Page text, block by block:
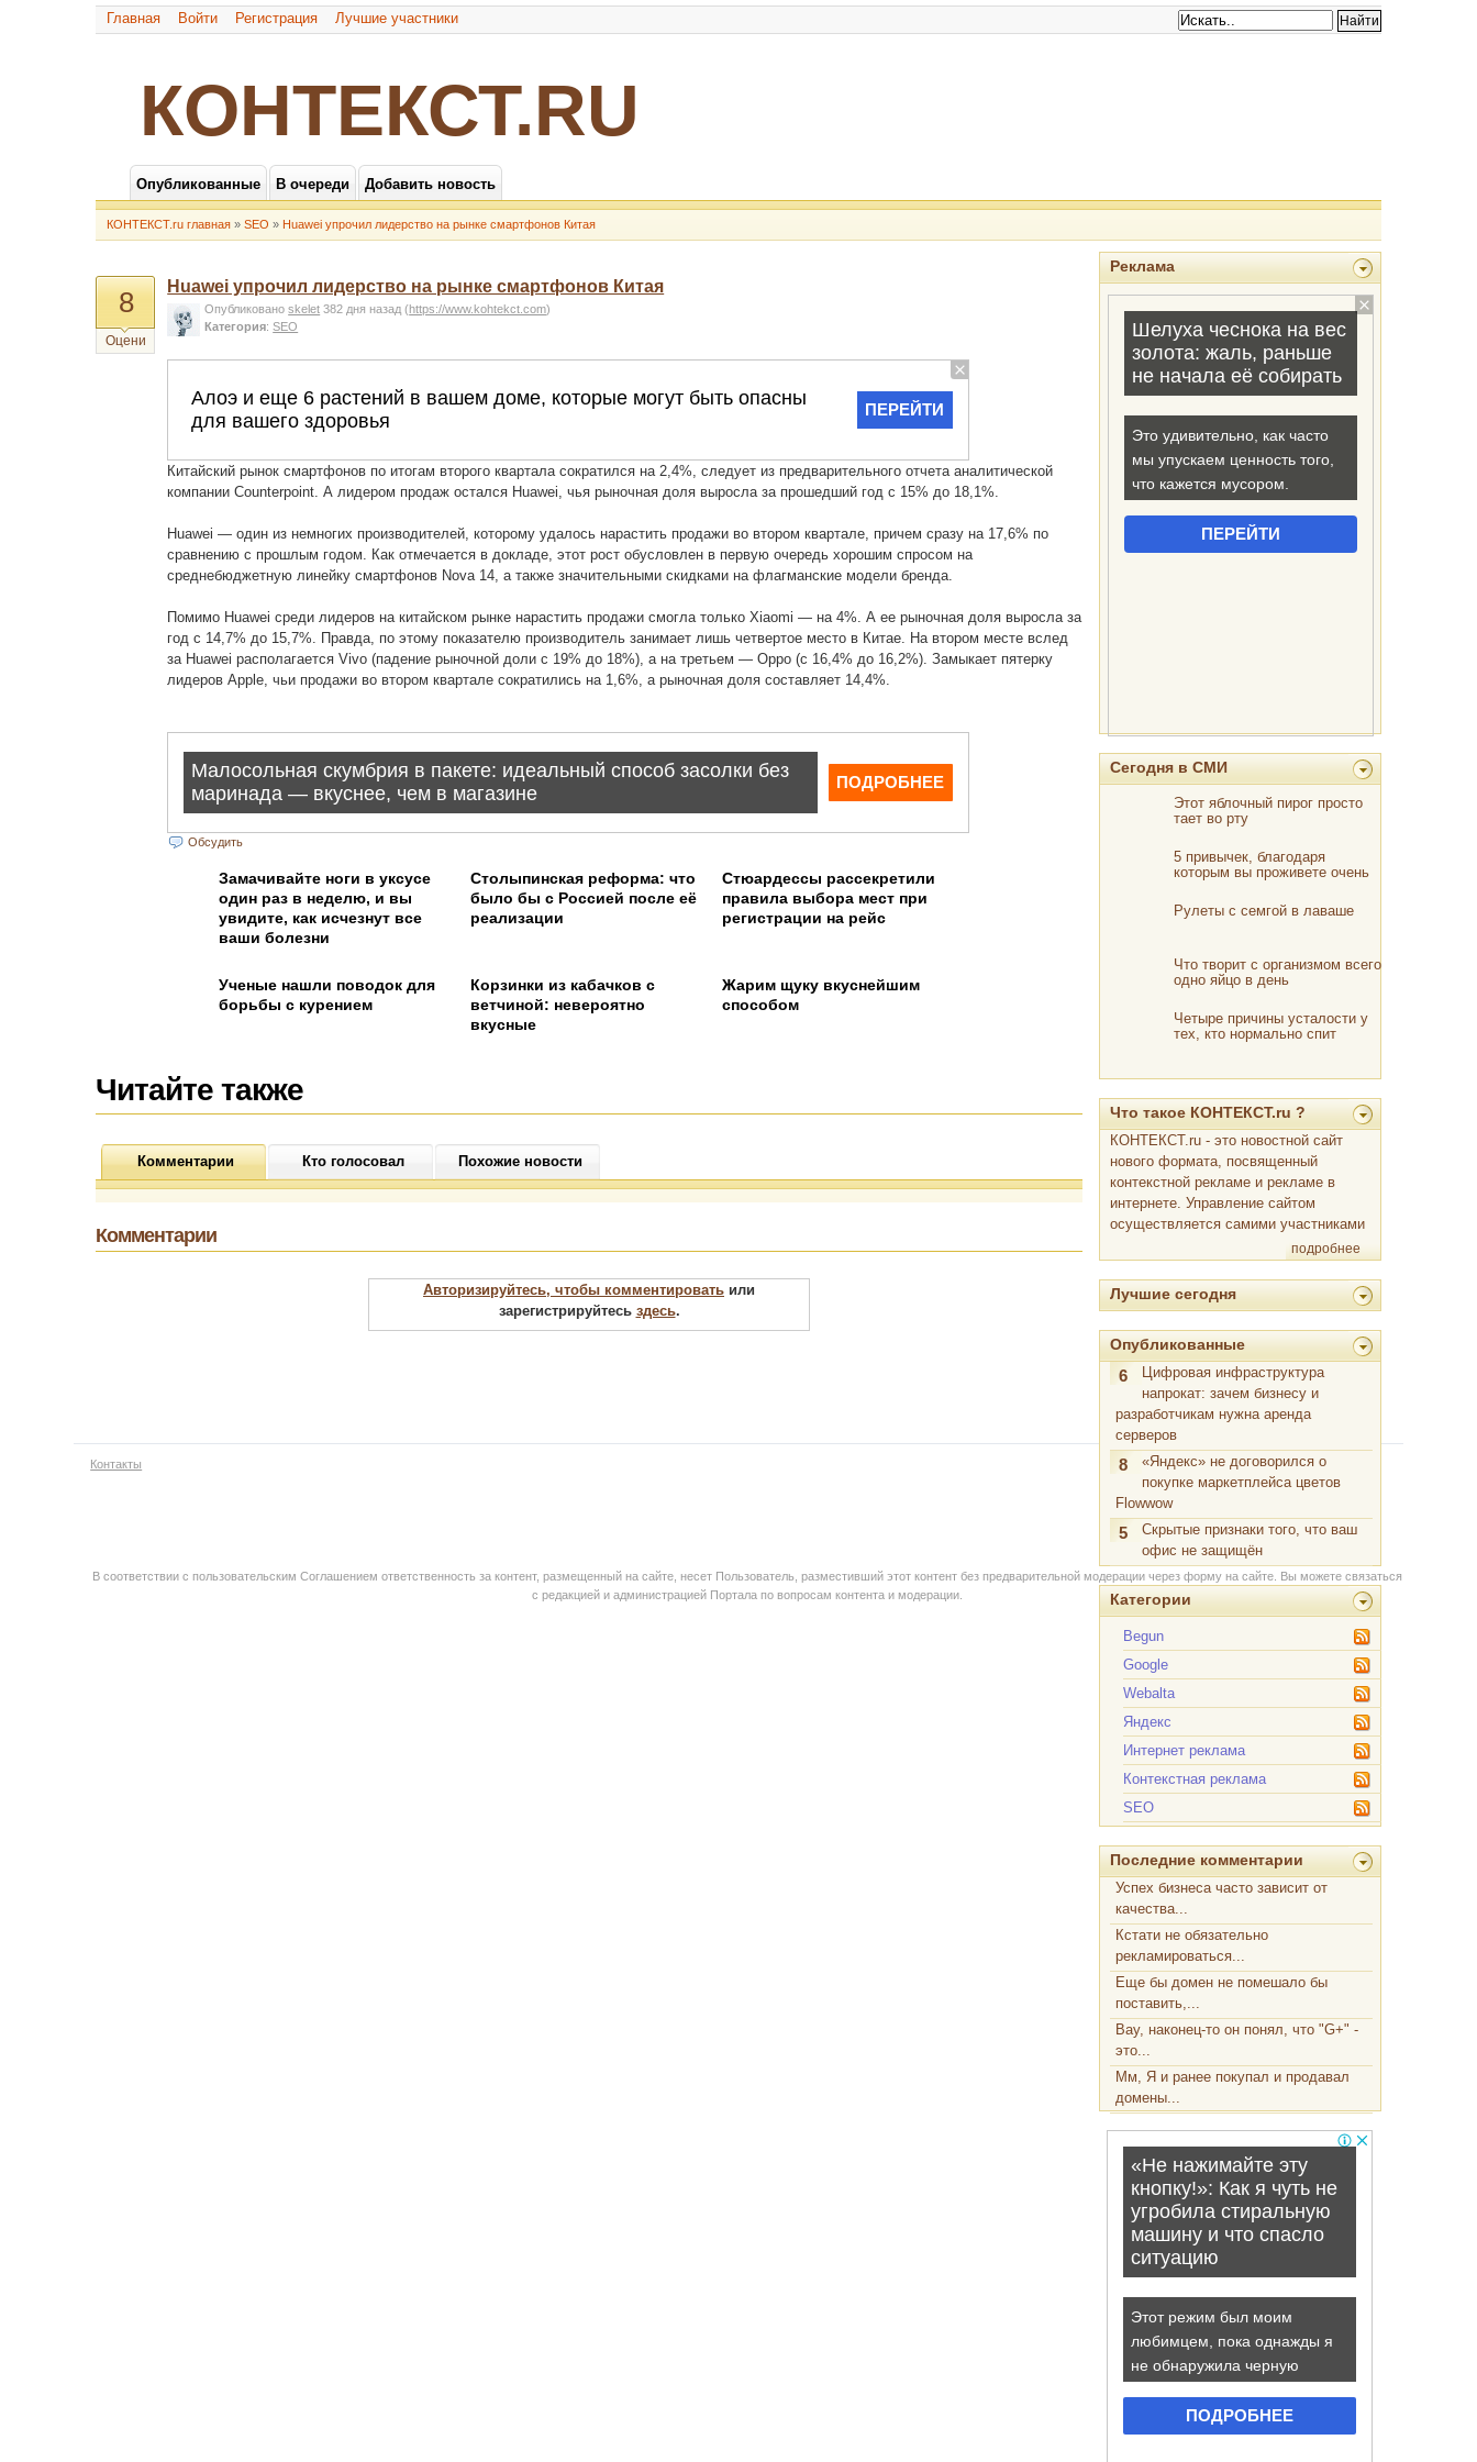
Главная Войти Регистрация Лучшие участники
КОНТЕКСТ.RU
Опубликованные В очереди Добавить новость
КОНТЕКСТ.ru главная »SEO »Huawei упрочил лидерство на рынке смартфонов Китая
8
Оцени
Huawei упрочил лидерство на рынке смартфонов Китая
Опубликованоskelet 382 дня назад(https://www.kohtekct.com)
Категория:SEO
Китайский рынок смартфонов по итогам второго квартала сократился на 2,4%, следует из предварительного отчета аналитической
компании Counterpoint. А лидером продаж остался Huawei, чья рыночная доля выросла за прошедший год с 15% до 18,1%.
Huawei — один из немногих производителей, которому удалось нарастить продажи во втором квартале, причем сразу на 17,6% по
сравнению с прошлым годом. Как отмечается в докладе, этот рост обусловлен в первую очередь хорошим спросом на
среднебюджетную линейку смартфонов Nova 14, а также значительными скидками на флагманские модели бренда.
Помимо Huawei среди лидеров на китайском рынке нарастить продажи смогла только Xiaomi — на 4%. А ее рыночная доля выросла за
год с 14,7% до 15,7%. Правда, по этому показателю производитель занимает лишь четвертое место в Китае. На втором месте вслед
за Huawei располагается Vivo (падение рыночной доли с 19% до 18%), а на третьем — Oppo (с 16,4% до 16,2%). Замыкает пятерку
лидеров Apple, чьи продажи во втором квартале сократились на 1,6%, а рыночная доля составляет 14,4%.
Обсудить
Замачивайте ноги в уксусе
один раз в неделю, и вы
увидите, как исчезнут все
ваши болезни
Столыпинская реформа: что
было бы с Россией после её
реализации
Стюардессы рассекретили
правила выбора мест при
регистрации на рейс
Ученые нашли поводок для
борьбы с курением
Корзинки из кабачков с
ветчиной: невероятно
вкусные
Жарим щуку вкуснейшим
способом
Читайте также
Комментарии Кто голосовал Похожие новости
Комментарии
Авторизируйтесь, чтобы комментировать или
зарегистрируйтесь здесь.
Реклама
Сегодня в СМИ
Этот яблочный пирог просто
тает во рту
5 привычек, благодаря
которым вы проживете очень
Рулеты с семгой в лаваше
Что творит с организмом всего
одно яйцо в день
Четыре причины усталости у
тех, кто нормально спит
Что такое КОНТЕКСТ.ru ?
КОНТЕКСТ.ru - это новостной сайт
нового формата, посвященный
контекстной рекламе и рекламе в
интернете. Управление сайтом
осуществляется самими участниками
подробнее
Лучшие сегодня
Опубликованные
6
Цифровая инфраструктура
напрокат: зачем бизнесу и
разработчикам нужна аренда
серверов
8
«Яндекс» не договорился о
покупке маркетплейса цветов
Flowwow
5
Скрытые признаки того, что ваш
офис не защищён
Категории
Begun
Google
Webalta
Яндекс
Интернет реклама
Контекстная реклама
SEO
Последние комментарии
Успех бизнеса часто зависит от
качества...
Кстати не обязательно
рекламироваться...
Еще бы домен не помешало бы
поставить,...
Вау, наконец-то он понял, что "G+" -
это...
Мм, Я и ранее покупал и продавал
домены...
Контакты
В соответствии с пользовательским Соглашением ответственность за контент, размещенный на сайте, несет Пользователь, разместивший этот контент без предварительной модерации через форму на сайте. Вы можете связаться
с редакцией и администрацией Портала по вопросам контента и модерации.